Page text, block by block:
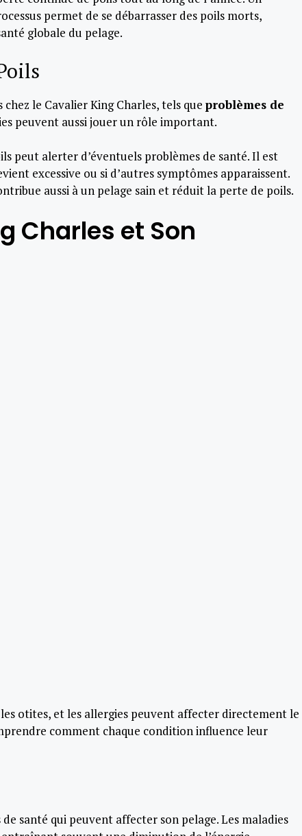
permet de se débarrasser des poils morts,
globale du pelage.
le Cavalier King Charles, tels que problèmes de
peuvent aussi jouer un rôle important.
peut alerter d’éventuels problèmes de santé. Il est
excessive ou si d’autres symptômes apparaissent.
aussi à un pelage sain et réduit la perte de poils.
Charles et Son
otites, et les allergies peuvent affecter directement le
comment chaque condition influence leur
santé qui peuvent affecter son pelage. Les maladies